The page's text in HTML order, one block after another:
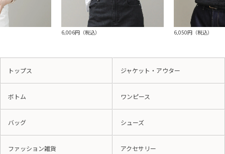
6,006円（税込） 6,050円（税込）
トップス ジャケット・アウター
ボトム ワンピース
バッグ シューズ
ファッション雑貨 アクセサリー